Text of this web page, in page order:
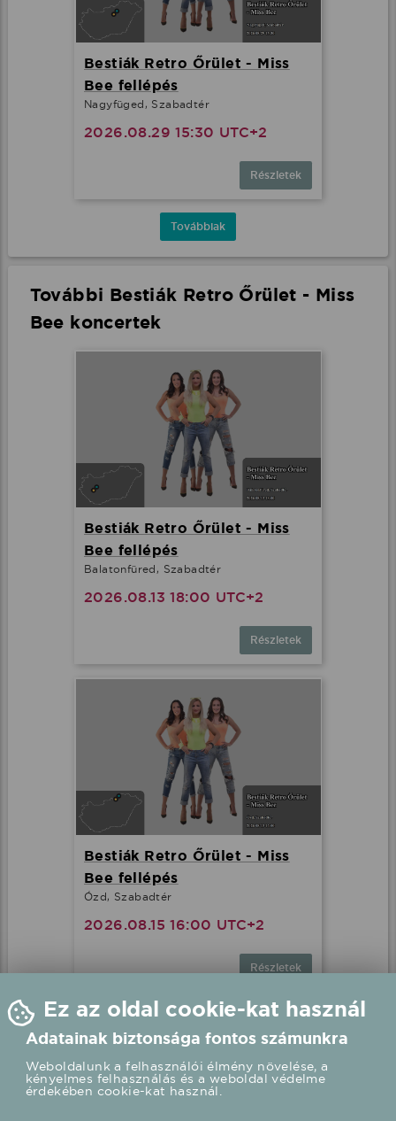
Bestiák Retro Őrület - Miss
Bee fellépés
Nagyfüged, Szabadtér
2026.08.29 15:30 UTC+2
Részletek
Továbbiak
További Bestiák Retro Őrület - Miss
Bee koncertek
Bestiák Retro Őrület - Miss
Bee fellépés
Balatonfüred, Szabadtér
2026.08.13 18:00 UTC+2
Részletek
Bestiák Retro Őrület - Miss
Bee fellépés
Ózd, Szabadtér
2026.08.15 16:00 UTC+2
Részletek
Ez az oldal cookie-kat használ
Adatainak biztonsága fontos számunkra
Weboldalunk a felhasználói élmény növelése, a
kényelmes felhasználás és a weboldal védelme
érdekében cookie-kat használ.